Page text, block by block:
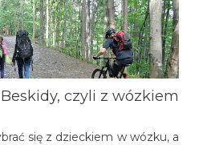
czyli z wózkiem
się z dzieckiem w wózku, a